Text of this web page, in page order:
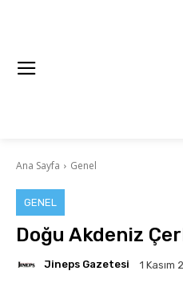
Ana Sayfa Genel
GENEL
Doğu Akdeniz
Jineps Gazetesi 1 Kasım